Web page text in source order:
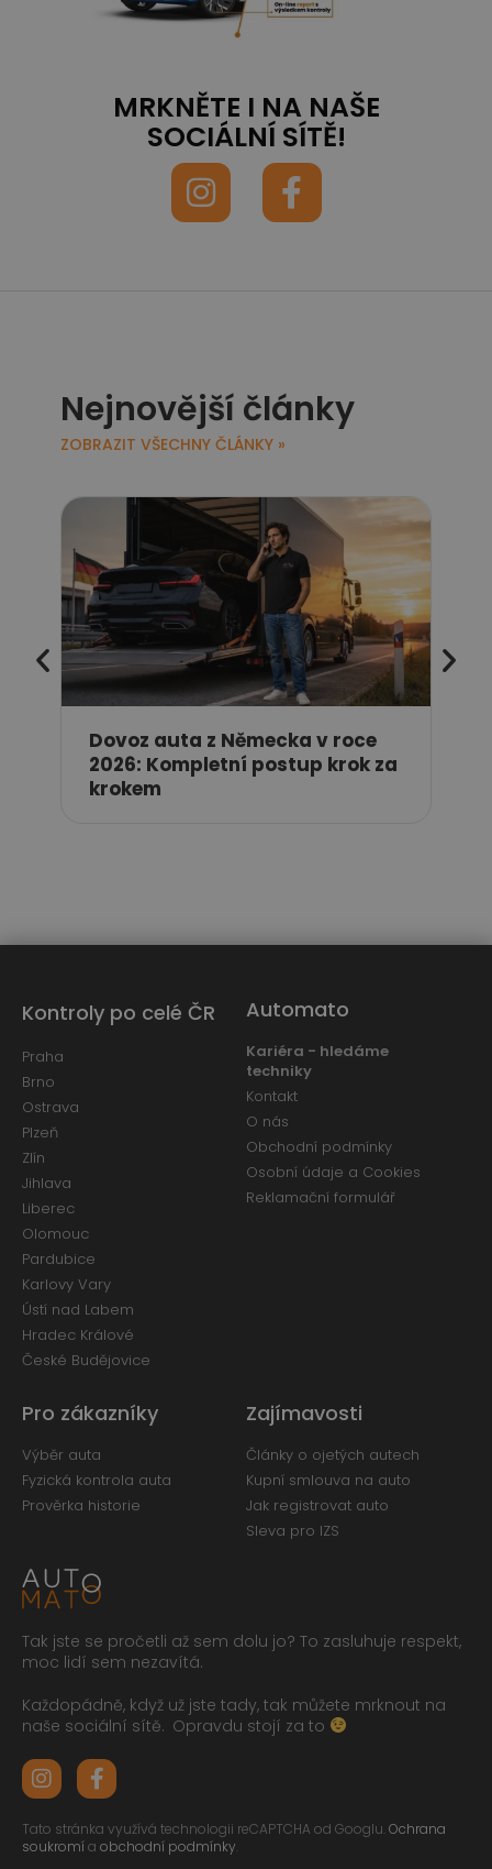
MRKNĚTE I NA NAŠE
SOCIÁLNÍ SÍTĚ!
Nejnovější články
ZOBRAZIT VŠECHNY ČLÁNKY »
Dovoz auta z Německa v roce
2026: Kompletní postup krok za
krokem
Tak jste se pročetli až sem dolu jo? To zasluhuje respekt,
moc lidí sem nezavítá.
Každopádně, když už jste tady, tak můžete mrknout na
naše sociální sítě. Opravdu stojí za to
Tato stránka využívá technologii reCAPTCHA od Googlu.Ochrana
soukromía obchodní podmínky.
Pro zákazníky
Výběr auta
Fyzická kontrola auta
Prověrka historie
Zajímavosti
Články o ojetých autech
Kupní smlouva na auto
Jak registrovat auto
Sleva pro IZS
Automato
Kariéra - hledáme
techniky
Kontakt
O nás
Obchodní podmínky
Osobní údaje a Cookies
Reklamační formulář
Kontroly po celé ČR
Praha
Brno
Ostrava
Plzeň
Zlín
Jihlava
Liberec
Olomouc
Pardubice
Karlovy Vary
Ústí nad Labem
Hradec Králové
České Budějovice